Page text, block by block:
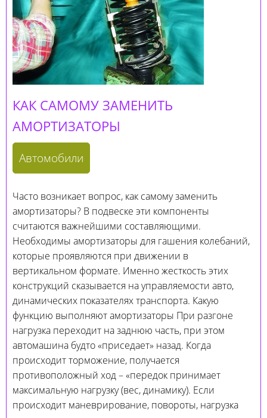
КАК САМОМУ ЗАМЕНИТЬ
АМОРТИЗАТОРЫ
Автомобили
Часто возникает вопрос, как самому заменить
амортизаторы? В подвеске эти компоненты
считаются важнейшими составляющими.
Необходимы амортизаторы для гашения колебаний,
которые проявляются при движении в
вертикальном формате. Именно жесткость этих
конструкций сказывается на управляемости авто,
динамических показателях транспорта. Какую
функцию выполняют амортизаторы При разгоне
нагрузка переходит на заднюю часть, при этом
автомашина будто «приседает» назад. Когда
происходит торможение, получается
противоположный ход – «передок принимает
максимальную нагрузку (вес, динамику). Если
происходит маневрирование, повороты, нагрузка